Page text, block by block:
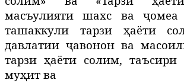
масъулияти шахс ва ҷомеа
ташаккули тарзи ҳаёти
давлатии ҷавонон ва
тарзи ҳаёти солим, таъсири
муҳит ва